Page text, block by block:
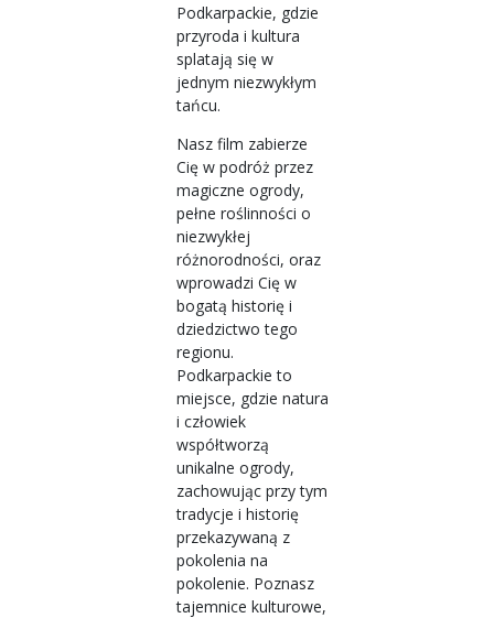
Podkarpackie, gdzie
przyroda i kultura
splatają się w
jednym niezwykłym
tańcu.
Nasz film zabierze
Cię w podróż przez
magiczne ogrody,
pełne roślinności o
niezwykłej
różnorodności, oraz
wprowadzi Cię w
bogatą historię i
dziedzictwo tego
regionu.
Podkarpackie to
miejsce, gdzie natura
i człowiek
współtworzą
unikalne ogrody,
zachowując przy tym
tradycje i historię
przekazywaną z
pokolenia na
pokolenie. Poznasz
tajemnice kulturowe,